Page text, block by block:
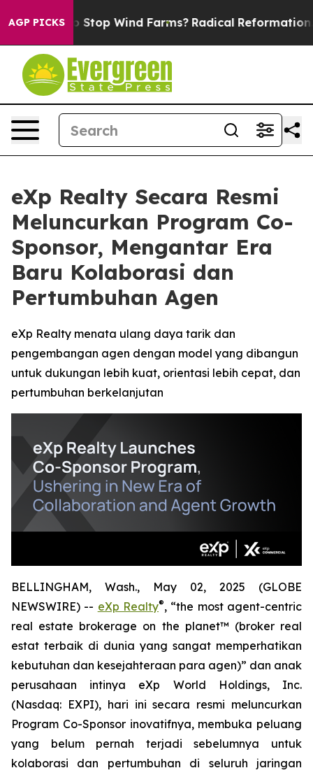
AGP PICKSto Stop Wind Farms? Radical Reformation. The
eXp Realty Secara Resmi
Meluncurkan Program Co-
Sponsor, Mengantar Era
Baru Kolaborasi dan
Pertumbuhan Agen
eXp Realty menata ulang daya tarik dan
pengembangan agen dengan model yang dibangun
untuk dukungan lebih kuat, orientasi lebih cepat, dan
pertumbuhan berkelanjutan
BELLINGHAM, Wash., May 02, 2025 (GLOBE
NEWSWIRE) -- eXp Realty®, “the most agent-centric
real estate brokerage on the planet™ (broker real
estat terbaik di dunia yang sangat memperhatikan
kebutuhan dan kesejahteraan para agen)” dan anak
perusahaan intinya eXp World Holdings, Inc.
(Nasdaq: EXPI), hari ini secara resmi meluncurkan
Program Co-Sponsor inovatifnya, membuka peluang
yang belum pernah terjadi sebelumnya untuk
kolaborasi dan pertumbuhan di seluruh jaringan